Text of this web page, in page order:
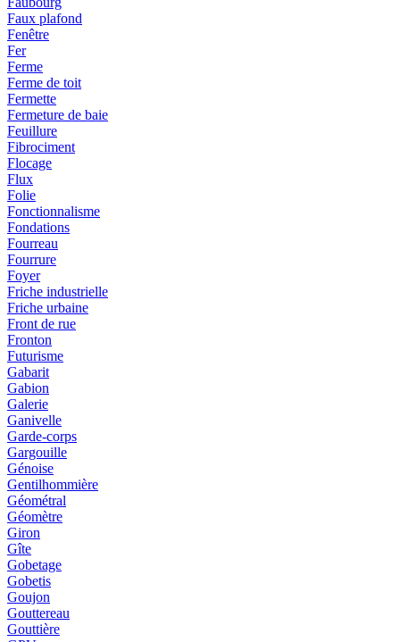
Faux plafond
Fenêtre
Fer
Ferme
Ferme de toit
Fermette
Fermeture de baie
Feuillure
Fibrociment
Flocage
Flux
Folie
Fonctionnalisme
Fondations
Fourreau
Fourrure
Foyer
Friche industrielle
Friche urbaine
Front de rue
Fronton
Futurisme
Gabarit
Gabion
Galerie
Ganivelle
Garde-corps
Gargouille
Génoise
Gentilhommière
Géométral
Géomètre
Giron
Gîte
Gobetage
Gobetis
Goujon
Gouttereau
Gouttière